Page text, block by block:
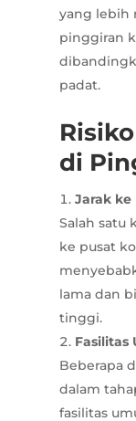
yang lebih
pinggiran
padat.
di
Jarak ke
Salah satu
ke pusat
lama dan
tinggi.
Fasilitas
Beberapa
dalam
fasilitas